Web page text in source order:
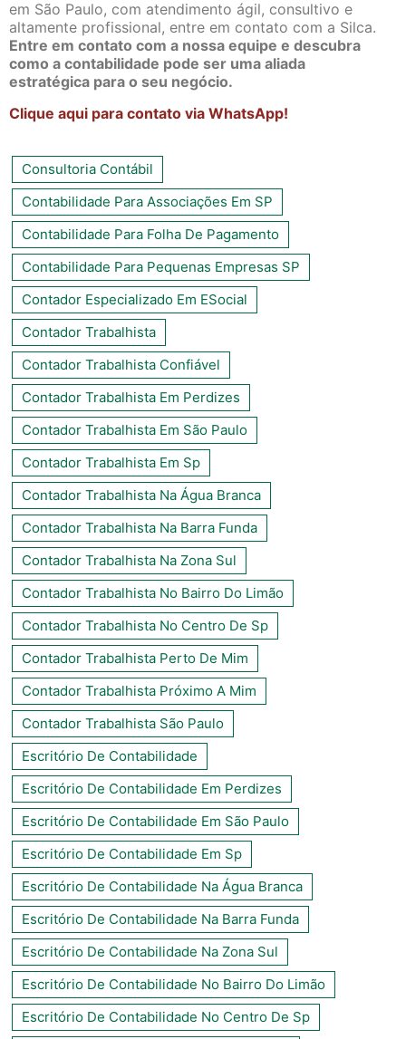
em São Paulo, com atendimento ágil, consultivo e
altamente profissional, entre em contato com a Silca.
Entre em contato com a nossa equipe e descubra
como a contabilidade pode ser uma aliada
estratégica para o seu negócio.
Clique aqui para contato via WhatsApp!
Consultoria Contábil
Contabilidade Para Associações Em SP
Contabilidade Para Folha De Pagamento
Contabilidade Para Pequenas Empresas SP
Contador Especializado Em ESocial
Contador Trabalhista
Contador Trabalhista Confiável
Contador Trabalhista Em Perdizes
Contador Trabalhista Em São Paulo
Contador Trabalhista Em Sp
Contador Trabalhista Na Água Branca
Contador Trabalhista Na Barra Funda
Contador Trabalhista Na Zona Sul
Contador Trabalhista No Bairro Do Limão
Contador Trabalhista No Centro De Sp
Contador Trabalhista Perto De Mim
Contador Trabalhista Próximo A Mim
Contador Trabalhista São Paulo
Escritório De Contabilidade
Escritório De Contabilidade Em Perdizes
Escritório De Contabilidade Em São Paulo
Escritório De Contabilidade Em Sp
Escritório De Contabilidade Na Água Branca
Escritório De Contabilidade Na Barra Funda
Escritório De Contabilidade Na Zona Sul
Escritório De Contabilidade No Bairro Do Limão
Escritório De Contabilidade No Centro De Sp